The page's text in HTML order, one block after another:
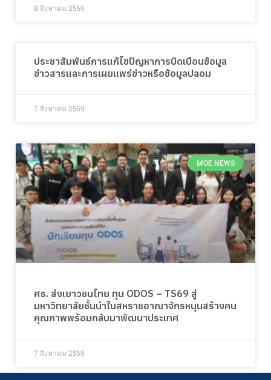
8 สิงหาคม 2569
ประชาสัมพันธ์การแก้ไขปัญหาการบิดเบือนข้อมูล
ข่าวสารและการเผยแพร่ข่าวหรือข้อมูลปลอม
7 สิงหาคม 2569
MOE NEWS
ศธ. ส่งเยาวชนไทย ทุน ODOS – TS69 สู่
มหาวิทยาลัยชั้นนำในสหราชอาณาจักรหนุนสร้างคน
คุณภาพพร้อมกลับมาพัฒนาประเทศ
7 สิงหาคม 2569